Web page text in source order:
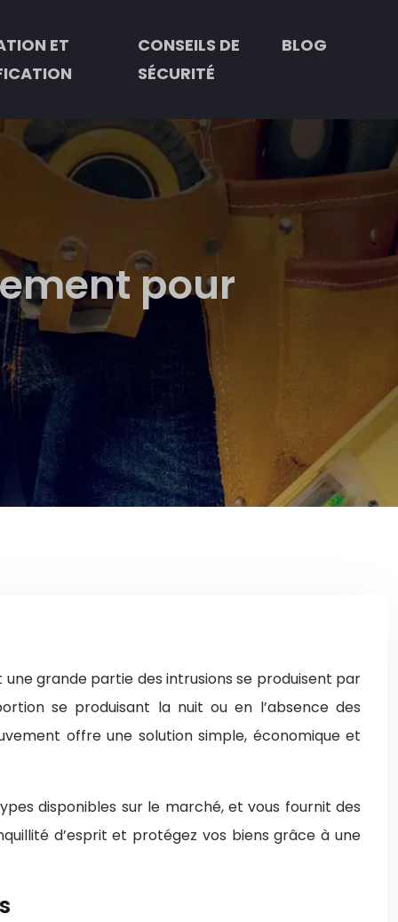
ET
CONSEILS DE
SÉCURITÉ
BLOG
pour
grande partie des intrusions se produisent par
se produisant la nuit ou en l’absence des
offre une solution simple, économique et
disponibles sur le marché, et vous fournit des
d’esprit et protégez vos biens grâce à une